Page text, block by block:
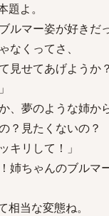
よ。
ルマー姿が好きだ
なくってさ、
見せてあげようか
、夢のような姉か
？見たくないの？
キリして！」
姉ちゃんのブルマ
当な変態ね。